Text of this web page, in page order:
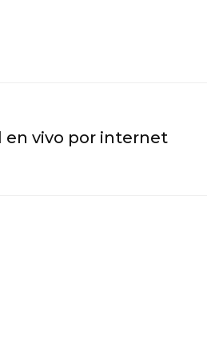
en vivo por internet